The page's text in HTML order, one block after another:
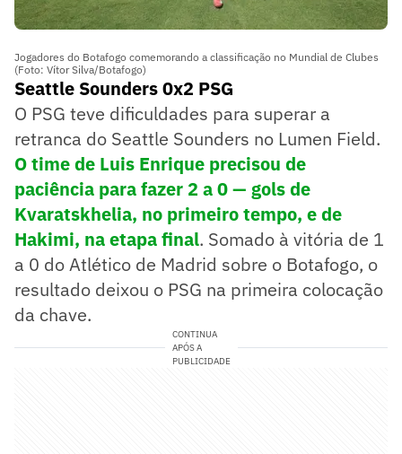
Jogadores do Botafogo comemorando a classificação no Mundial de Clubes
(Foto: Vítor Silva/Botafogo)
Seattle Sounders 0x2 PSG
O PSG teve dificuldades para superar a
retranca do Seattle Sounders no Lumen Field.
O time de Luis Enrique precisou de
paciência para fazer 2 a 0 — gols de
Kvaratskhelia, no primeiro tempo, e de
Hakimi, na etapa final. Somado à vitória de 1
a 0 do Atlético de Madrid sobre o Botafogo, o
resultado deixou o PSG na primeira colocação
da chave.
CONTINUA
APÓS A
PUBLICIDADE